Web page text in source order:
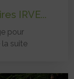
IRVE...
pour
la suite